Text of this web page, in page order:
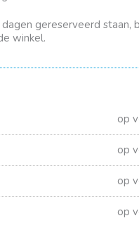
gereserveerd staan,
winkel.
op
op
op
op